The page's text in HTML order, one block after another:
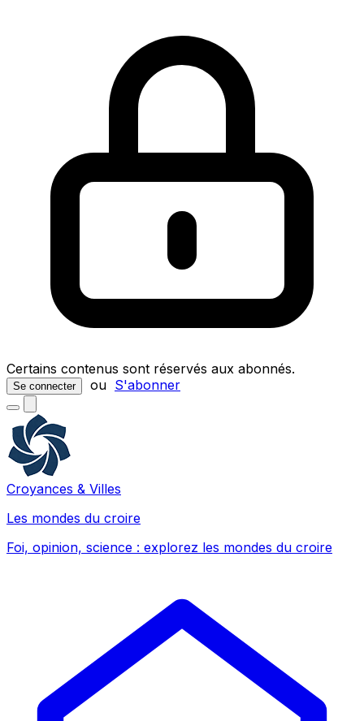
Certains contenus sont réservés aux abonnés.
Se connecter ou S'abonner
Croyances & Villes
Les mondes du croire
Foi, opinion, science : explorez les mondes du croire